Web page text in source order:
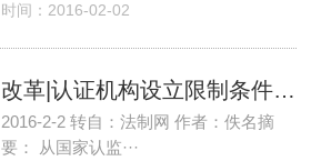
时间：2016-02-02
改革|认证机构设立限制条件全面取消
2016-2-2 转自：法制网 作者：佚名摘
要： 从国家认监···